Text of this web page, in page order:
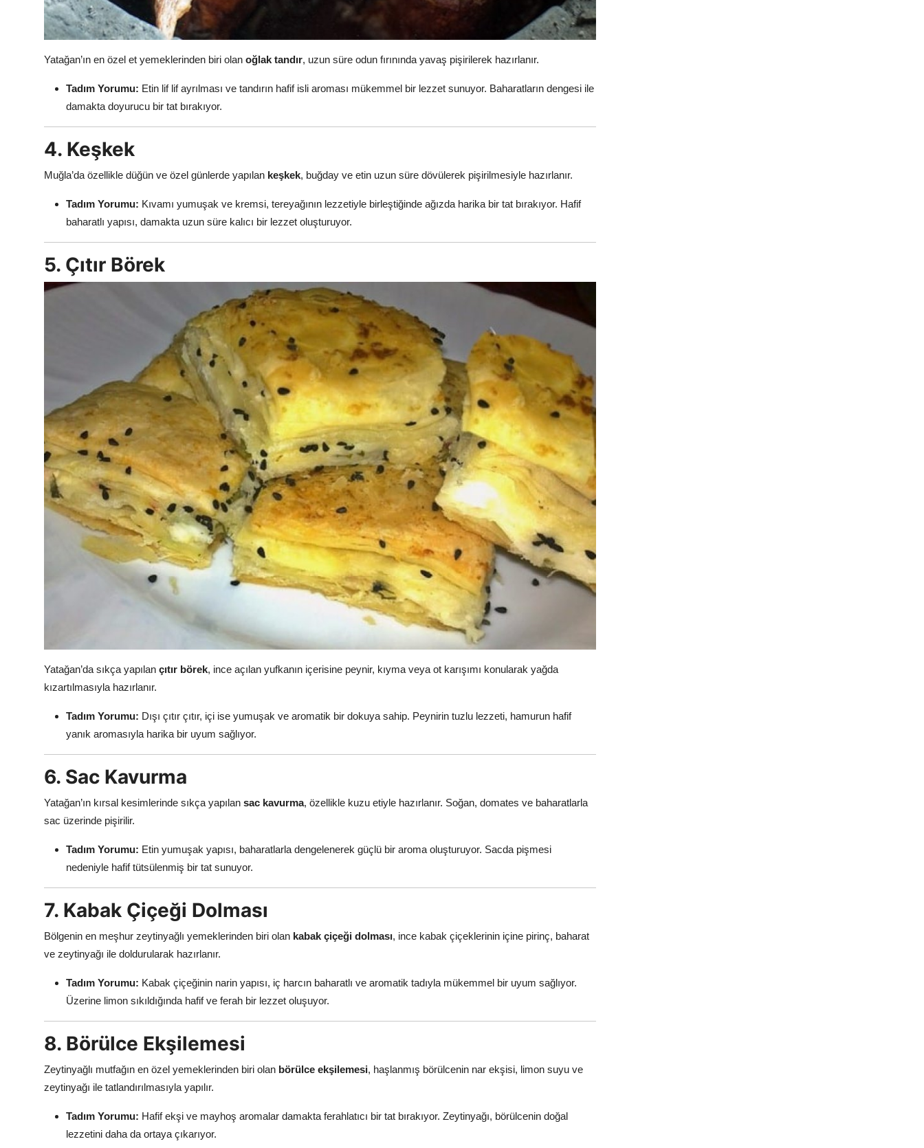
Yatağan’ın en özel et yemeklerinden biri olan oğlak tandır, uzun süre odun fırınında yavaş pişirilerek hazırlanır.
Tadım Yorumu: Etin lif lif ayrılması ve tandırın hafif isli aroması mükemmel bir lezzet sunuyor. Baharatların dengesi ile
damakta doyurucu bir tat bırakıyor.
4. Keşkek
Muğla’da özellikle düğün ve özel günlerde yapılan keşkek, buğday ve etin uzun süre dövülerek pişirilmesiyle hazırlanır.
Tadım Yorumu: Kıvamı yumuşak ve kremsi, tereyağının lezzetiyle birleştiğinde ağızda harika bir tat bırakıyor. Hafif
baharatlı yapısı, damakta uzun süre kalıcı bir lezzet oluşturuyor.
5. Çıtır Börek
Yatağan’da sıkça yapılan çıtır börek, ince açılan yufkanın içerisine peynir, kıyma veya ot karışımı konularak yağda
kızartılmasıyla hazırlanır.
Tadım Yorumu: Dışı çıtır çıtır, içi ise yumuşak ve aromatik bir dokuya sahip. Peynirin tuzlu lezzeti, hamurun hafif
yanık aromasıyla harika bir uyum sağlıyor.
6. Sac Kavurma
Yatağan’ın kırsal kesimlerinde sıkça yapılan sac kavurma, özellikle kuzu etiyle hazırlanır. Soğan, domates ve baharatlarla
sac üzerinde pişirilir.
Tadım Yorumu: Etin yumuşak yapısı, baharatlarla dengelenerek güçlü bir aroma oluşturuyor. Sacda pişmesi
nedeniyle hafif tütsülenmiş bir tat sunuyor.
7. Kabak Çiçeği Dolması
Bölgenin en meşhur zeytinyağlı yemeklerinden biri olan kabak çiçeği dolması, ince kabak çiçeklerinin içine pirinç, baharat
ve zeytinyağı ile doldurularak hazırlanır.
Tadım Yorumu: Kabak çiçeğinin narin yapısı, iç harcın baharatlı ve aromatik tadıyla mükemmel bir uyum sağlıyor.
Üzerine limon sıkıldığında hafif ve ferah bir lezzet oluşuyor.
8. Börülce Ekşilemesi
Zeytinyağlı mutfağın en özel yemeklerinden biri olan börülce ekşilemesi, haşlanmış börülcenin nar ekşisi, limon suyu ve
zeytinyağı ile tatlandırılmasıyla yapılır.
Tadım Yorumu: Hafif ekşi ve mayhoş aromalar damakta ferahlatıcı bir tat bırakıyor. Zeytinyağı, börülcenin doğal
lezzetini daha da ortaya çıkarıyor.